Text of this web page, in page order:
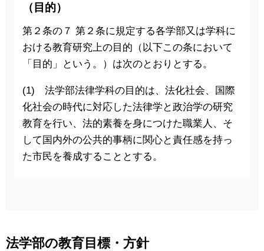
（目的）
第２条の７ 第２条に規定する各学部又は学科に
おける教育研究上の目的（以下この条において
「目的」という。）は次のとおりとする。
(1) 法学部法律学科の目的は、法化社会、国際
化社会の時代に対応した法律学と政治学の研究
教育を行い、法的素養を身につけた職業人、そ
して国内外の公共的事柄に関心と責任感を持っ
た市民を養成することとする。
法学部の教育目標・方針